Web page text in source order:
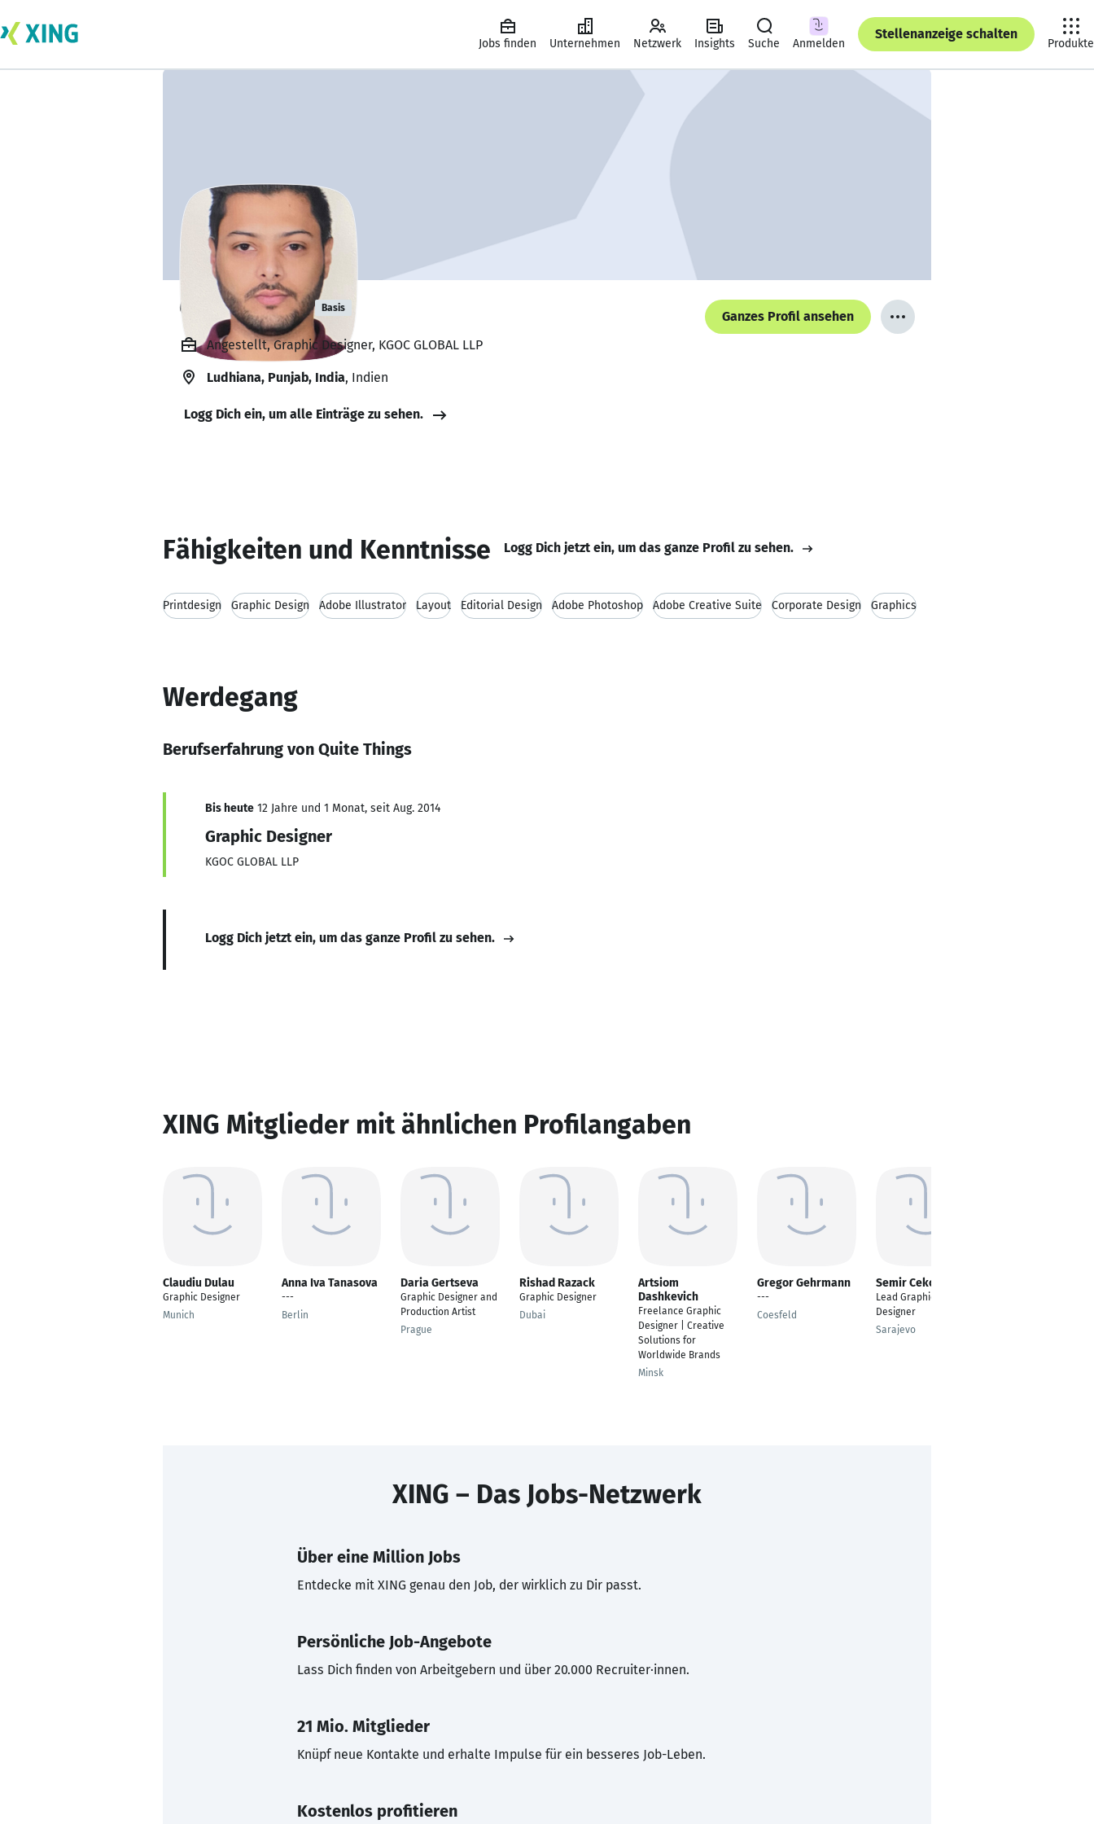
Jobs finden Unternehmen Netzwerk Insights Suche Anmelden
Stellenanzeige schalten
Produkte
Quite Things Basis
Ganzes Profil ansehen
Angestellt, Graphic Designer, KGOC GLOBAL LLP
Ludhiana, Punjab, India, Indien
Logg Dich ein, um alle Einträge zu sehen.
Fähigkeiten und Kenntnisse Logg Dich jetzt ein, um das ganze Profil zu sehen.
Printdesign Graphic Design Adobe Illustrator Layout Editorial Design Adobe Photoshop Adobe Creative Suite Corporate Design Graphics
Werdegang
Berufserfahrung von Quite Things
Bis heute 12 Jahre und 1 Monat, seit Aug. 2014
Graphic Designer
KGOC GLOBAL LLP
Logg Dich jetzt ein, um das ganze Profil zu sehen.
XING Mitglieder mit ähnlichen Profilangaben
Claudiu Dulau
Graphic Designer
Munich
Anna Iva Tanasova
---
Berlin
Daria Gertseva
Graphic Designer and
Production Artist
Prague
Rishad Razack
Graphic Designer
Dubai
Artsiom
Dashkevich
Freelance Graphic
Designer | Creative
Solutions for
Worldwide Brands
Minsk
Gregor Gehrmann
---
Coesfeld
Semir Cekovic
Lead Graphic
Designer
Sarajevo
XING – Das Jobs-Netzwerk
Über eine Million Jobs
Entdecke mit XING genau den Job, der wirklich zu Dir passt.
Persönliche Job-Angebote
Lass Dich finden von Arbeitgebern und über 20.000 Recruiter·innen.
21 Mio. Mitglieder
Knüpf neue Kontakte und erhalte Impulse für ein besseres Job-Leben.
Kostenlos profitieren